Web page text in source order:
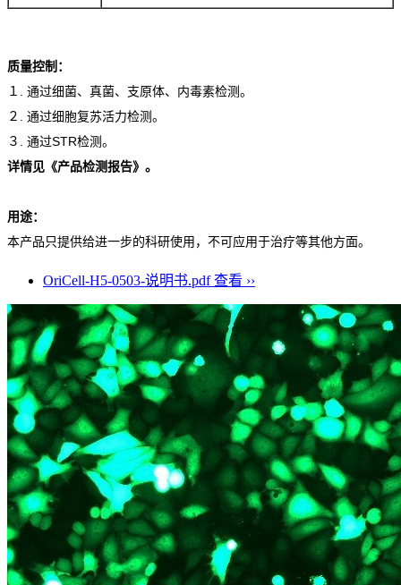
质量控制：
１. 通过细菌、真菌、支原体、内毒素检测。
２. 通过细胞复苏活力检测。
３. 通过STR检测。
详情见《产品检测报告》。
用途：
本产品只提供给进一步的科研使用，不可应用于治疗等其他方面。
OriCell-H5-0503-说明书.pdf查看 ››